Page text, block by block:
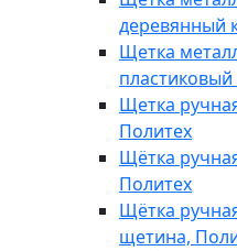
деревянный
Щетка
Щетка
Политех
Щётка
Политех
Щётка
щетина,